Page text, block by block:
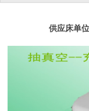
供应床单